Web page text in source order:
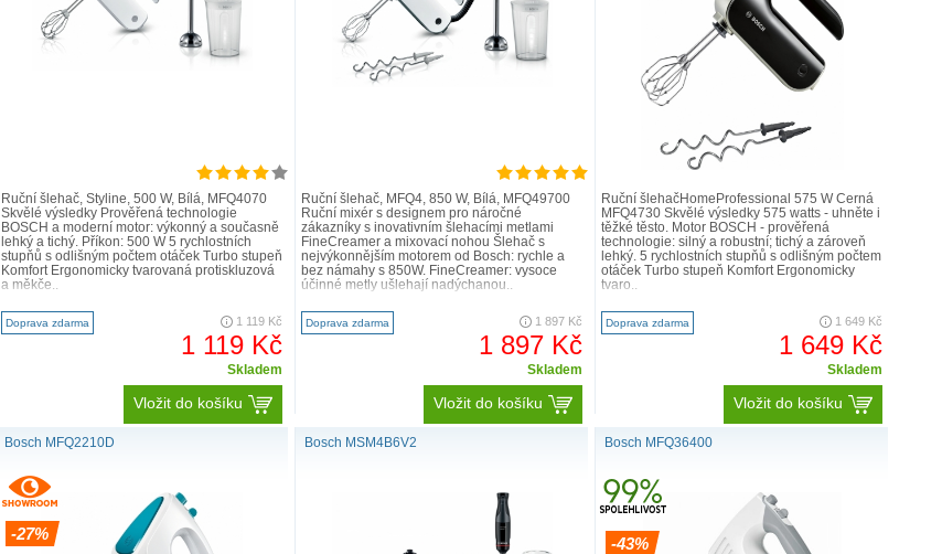
Ruční šlehač, Styline, 500 W, Bílá, MFQ4070
Skvělé výsledky Prověřená technologie
BOSCH a moderní motor: výkonný a současně
lehký a tichý. Příkon: 500 W 5 rychlostních
stupňů s odlišným počtem otáček Turbo stupeň
Komfort Ergonomicky tvarovaná protiskluzová
a měkče..
Doprava zdarma 1 119 Kč
1 119 Kč
Skladem
Vložit do košíku
Ruční šlehač, MFQ4, 850 W, Bílá, MFQ49700
Ruční mixér s designem pro náročné
zákazníky s inovativním šlehacími metlami
FineCreamer a mixovací nohou Šlehač s
nejvýkonnějším motorem od Bosch: rychle a
bez námahy s 850W. FineCreamer: vysoce
účinné metly ušlehají nadýchanou..
Doprava zdarma 1 897 Kč
1 897 Kč
Skladem
Vložit do košíku
Ruční šlehačHomeProfessional 575 W Černá
MFQ4730 Skvělé výsledky 575 watts - uhněte i
těžké těsto. Motor BOSCH - prověřená
technologie: silný a robustní; tichý a zároveň
lehký. 5 rychlostních stupňů s odlišným počtem
otáček Turbo stupeň Komfort Ergonomicky
tvaro..
Doprava zdarma 1 649 Kč
1 649 Kč
Skladem
Vložit do košíku
Bosch MFQ2210D
-27%
Bosch MSM4B6V2 Bosch MFQ36400
-43%